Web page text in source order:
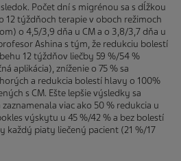
Počet dní s migrénou sa s dĺžkou
12 týždňoch terapie v oboch režimoch
o 4,5/3,9 dňa u CM a o 3,8/3,7 dňa u
Ashina s tým, že redukciu bolestí
12 týždňov liečby 59 %/54 %
aplikácia), zníženie o 75 % sa
a redukcia bolestí hlavy o 100%
s CM. Ešte lepšie výsledky sa
viac ako 50 % redukcia u
výskytu u 45 %/42 % a bez bolestí
každý piaty liečený pacient (21 %/17